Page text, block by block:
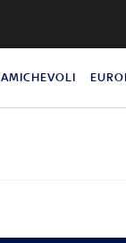
AMICHEVOLI